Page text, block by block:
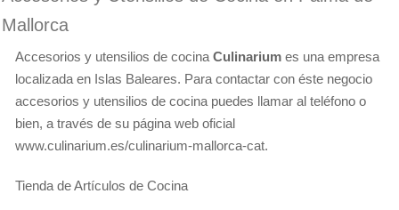
Mallorca
Accesorios y utensilios de cocina Culinarium es una empresa
localizada en Islas Baleares. Para contactar con éste negocio
accesorios y utensilios de cocina puedes llamar al teléfono o
bien, a través de su página web oficial
www.culinarium.es/culinarium-mallorca-cat.
Tienda de Artículos de Cocina